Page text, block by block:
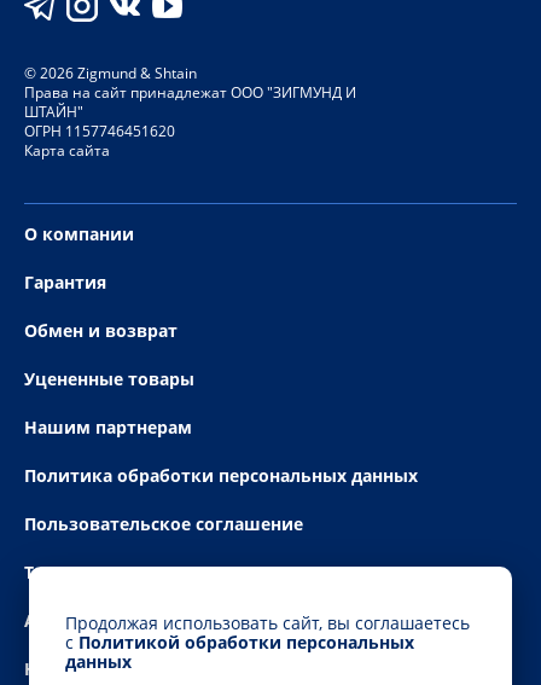
©2026Zigmund & Shtain
Права на сайт принадлежат ООО "ЗИГМУНД И
ШТАЙН"
ОГРН 1157746451620
Карта сайта
О компании
Гарантия
Обмен и возврат
Уцененные товары
Нашим партнерам
Политика обработки персональных данных
Пользовательское соглашение
Технические условия
Акции
Новости
Продолжая использовать сайт, вы соглашаетесь
с Политикой обработки персональных
данных